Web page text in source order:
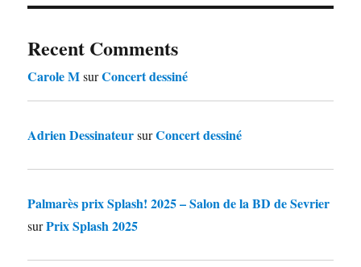
Recent Comments
Carole MsurConcert dessiné
Adrien DessinateursurConcert dessiné
Palmarès prix Splash! 2025 – Salon de la BD de Sevrier
surPrix Splash 2025